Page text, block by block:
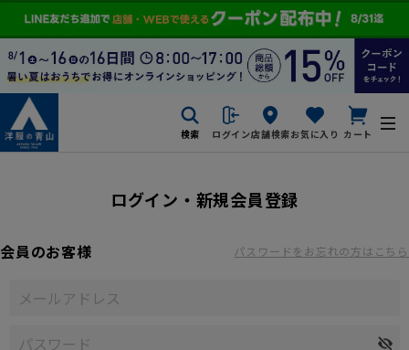
検索 ログイン店舗検索お気に入り カート
ログイン・新規会員登録
会員のお客様 パスワードをお忘れの方はこちら